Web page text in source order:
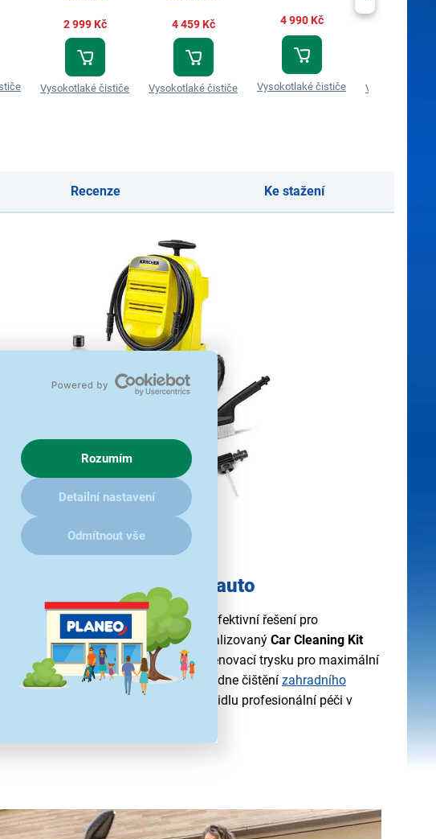
Rozumím
Detailní nastavení
Odmítnout vše
2 999 Kč
Vysokotlaké čističe
4 459 Kč
Vysokotlaké čističe
4 990 Kč
Vysokotlaké čističe Vysokotlaké
Recenze Ke stažení
pro péči o vaše auto
Kärcher K 3 Classic Car EU přináší efektivní řešení pro
nečistot. Součástí balení je specializovaný Car Cleaning Kit
kartáč pro šetrné čištění karoserie a pěnovací trysku pro maximální
Tato kompaktní myčka snadno zvládne čištění zahradního
kol i automobilů. Dopřejte svému vozidlu profesionální péči v